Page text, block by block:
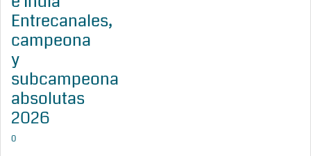
Entrecanales,
campeona
y
subcampeona
absolutas
2026
0